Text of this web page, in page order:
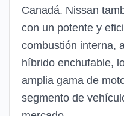
Canadá. Nissan
con un potente y
combustión interna,
híbrido enchufable,
amplia gama de
segmento de